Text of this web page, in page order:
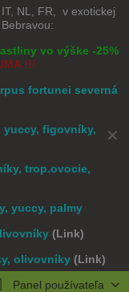
✕
NL, FR, v exotickej
vo výške -25%
!!!
fortunei severná
yuccy, figovníky,
trop.ovocie,
yuccy, palmy
(Link)
olivovníky (Link)
Panel používateľa